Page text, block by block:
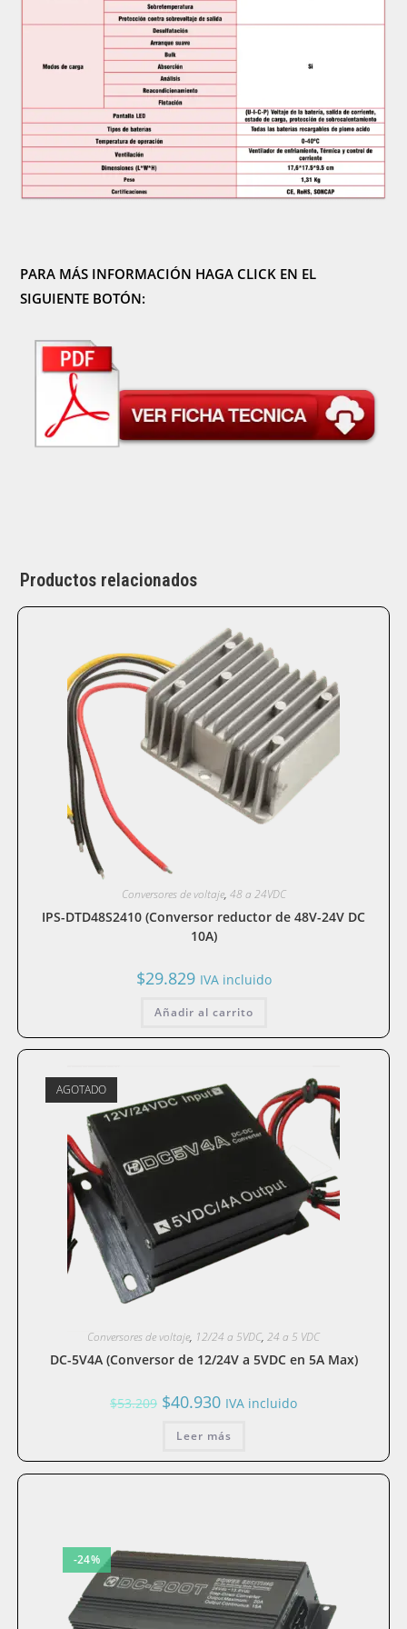
PARA MÁS INFORMACIÓN HAGA CLICK EN EL
SIGUIENTE BOTÓN:
Productos relacionados
Conversores de voltaje, 48 a 24VDC
IPS-DTD48S2410 (Conversor reductor de 48V-24V DC
10A)
$29.829 IVA incluido
Añadir al carrito
AGOTADO
Conversores de voltaje, 12/24 a 5VDC, 24 a 5 VDC
DC-5V4A (Conversor de 12/24V a 5VDC en 5A Max)
$53.209 El
precio
era:
$40.930El
precio
es:
IVA incluido
Leer más
-24%